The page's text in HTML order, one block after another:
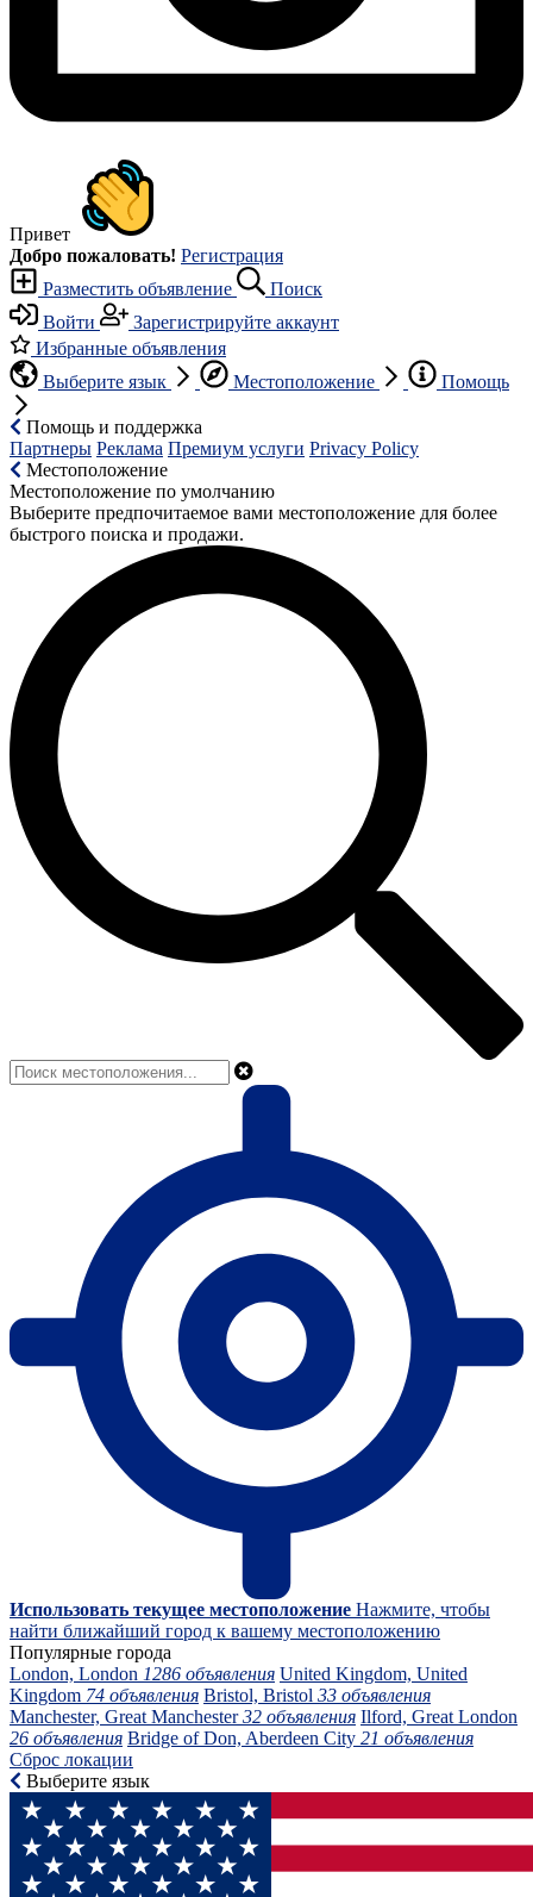
Привет
Добро пожаловать! Регистрация
Разместить объявление
Поиск
Войти
Зарегистрируйте аккаунт
Избранные объявления
Выберите язык
Местоположение Помощь
Помощь и поддержка
Партнеры Реклама Премиум услуги Privacy Policy
Местоположение
Местоположение по умолчанию
Выберите предпочитаемое вами местоположение для более
быстрого поиска и продажи.
Использовать текущее местоположение Нажмите, чтобы
найти ближайший город к вашему местоположению
Популярные города
London, London 1286 объявления United Kingdom, United
Kingdom 74 объявления Bristol, Bristol 33 объявления
Manchester, Great Manchester32 объявления Ilford, Great London
26 объявления Bridge of Don, Aberdeen City 21 объявления
Сброс локации
Выберите язык